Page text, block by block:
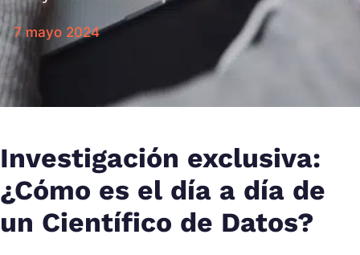
7 mayo 2024
Investigación exclusiva:
¿Cómo es el día a día de
un Científico de Datos?